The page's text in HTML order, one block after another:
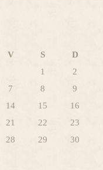
V S
D
1
2
7 8
9
14 15
16
21 22
23
28 29
30